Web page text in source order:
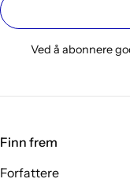
Ved å abonnere
Finn frem
Forfattere